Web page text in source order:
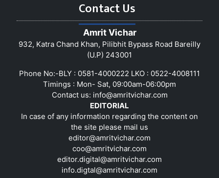
Contact Us
Amrit Vichar
932, Katra Chand Khan, Pilibhit Bypass Road Bareilly
(U.P) 243001
Phone No:-BLY : 0581-4000222 LKO : 0522-4008111
Timings : Mon- Sat, 09:00am-06:00pm
Contact us: info@amritvichar.com
EDITORIAL
In case of any information regarding the content on
the site please mail us
editor@amritvichar.com
coo@amritvichar.com
editor.digital@amritvichar.com
info.digtal@amritvichar.com